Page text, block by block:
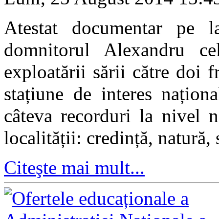
Atestat documentar
domnitorul Alexandru
exploatării sării către doi
stațiune de interes
câteva recorduri la nivel
localității: credință, natură,
Citeşte mai mult...